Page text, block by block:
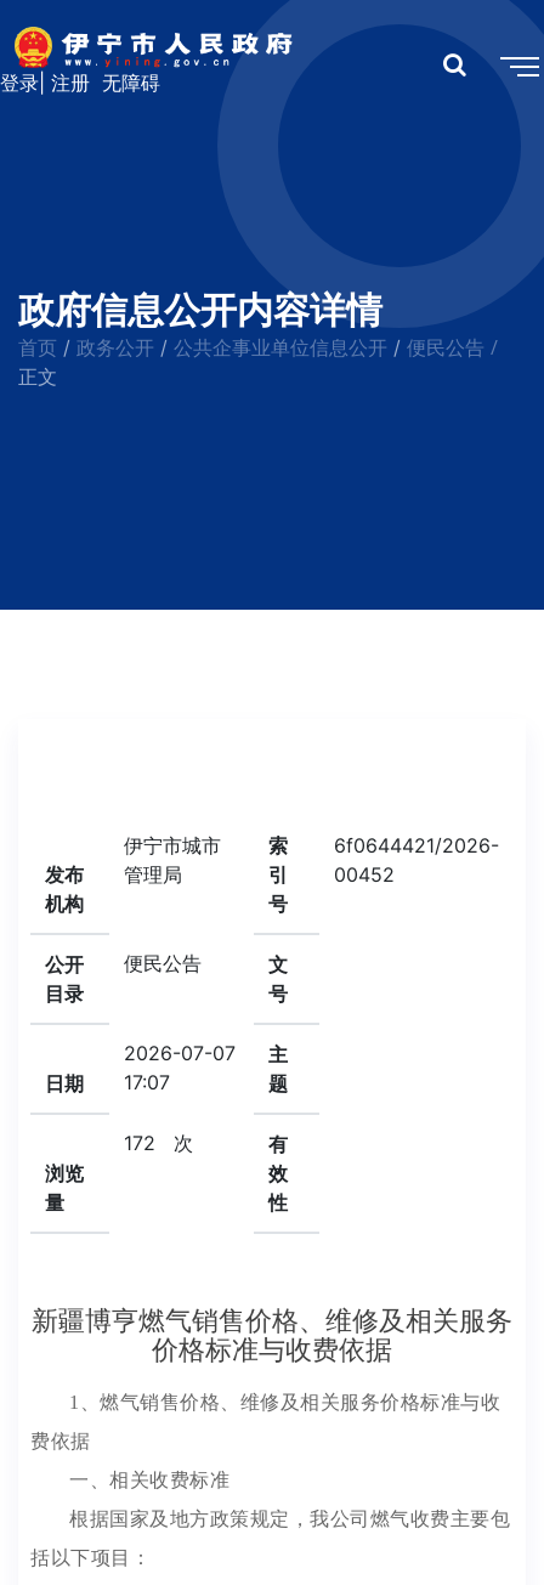
无障碍
登录 注册
政府信息公开内容详情
首页 / 政务公开 / 公共企事业单位信息公开 / 便民公告 /
正文
发布
机构
伊宁市城市
管理局
索
引
号
6f0644421/2026-
00452
公开
目录
便民公告
文
号
日期
2026-07-07
17:07
主
题
浏览
量
172 次
有
效
性
新疆博亨燃气销售价格、维修及相关服务
价格标准与收费依据
1、燃气销售价格、维修及相关服务价格标准与收
费依据
一、相关收费标准
根据国家及地方政策规定，我公司燃气收费主要包
括以下项目：